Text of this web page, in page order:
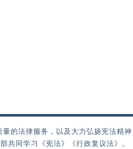
的法律服务，以及大力弘扬宪法精神
共同学习《宪法》《行政复议法》。